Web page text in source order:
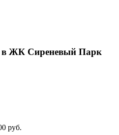
в ЖК Сиреневый Парк
руб.